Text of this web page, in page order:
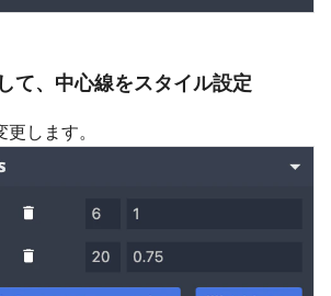
て、中心線をスタイル設定
します。